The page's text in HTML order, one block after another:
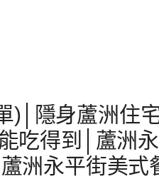
)│隱身蘆洲住
吃得到│蘆洲
洲永平街美式